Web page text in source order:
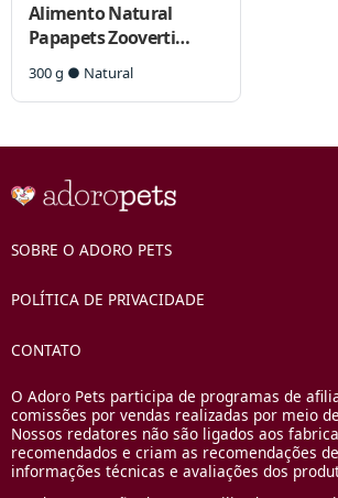
Alimento Natural
Papapets Zooverti
Frango Leve para Cães
300 g ● Natural
SOBRE O ADORO PETS
POLÍTICA DE PRIVACIDADE
CONTATO
O Adoro Pets participa de programas de
comissões por vendas realizadas por meio
Nossos redatores não são ligados aos
recomendados e criam as recomendações
informações técnicas e avaliações dos